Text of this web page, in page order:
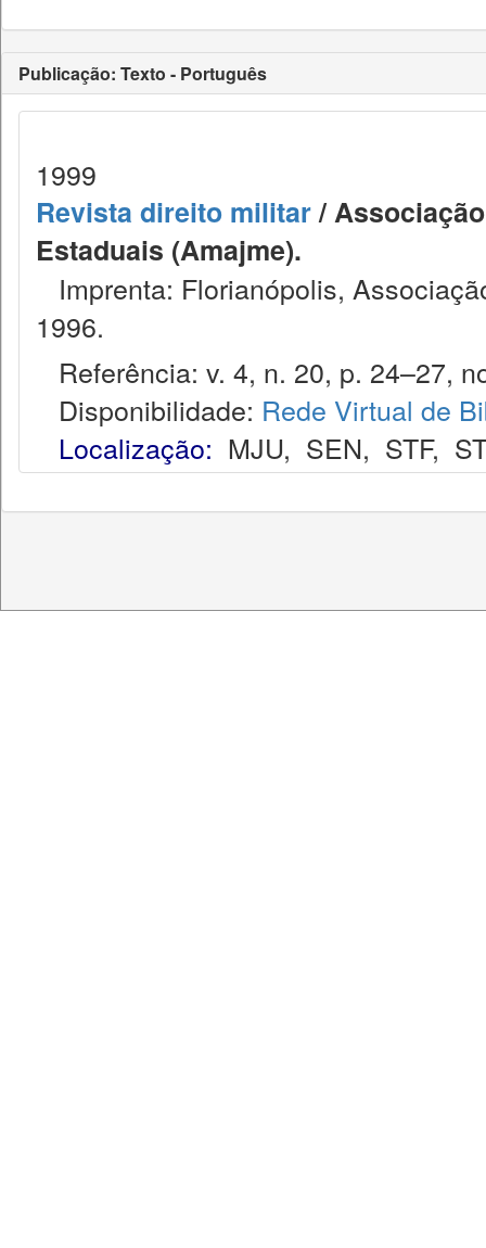
Publicação: Texto - Português
1999
Revista direito militar/
Estaduais (Amajme).
Imprenta: Florianópolis,
1996.
Referência: v. 4, n. 20, p. 24–27,
Disponibilidade: Rede Virtual de
Localização: MJU, SEN, STF,